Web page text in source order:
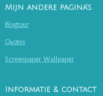
Mijn andere pagina's
Blogtour
Quotes
Screenpaper Wallpaper
Informatie & contact